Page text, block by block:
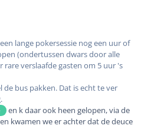
lange pokersessie nog een uur of
(ondertussen dwars door alle
verslaafde gasten om 5 uur 's
bus pakken. Dat is echt te ver
en k daar ook heen gelopen, via de
kwamen we er achter dat de deuce